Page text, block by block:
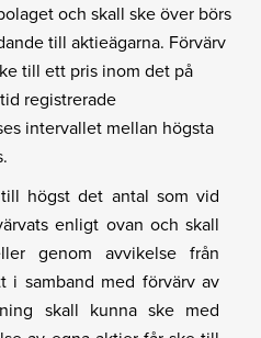
och skall ske över börs
till aktieägarna. Förvärv
till ett pris inom det på
registrerade
intervallet mellan högsta
högst det antal som vid
enligt ovan och skall
genom avvikelse från
i samband med förvärv av
skall kunna ske med